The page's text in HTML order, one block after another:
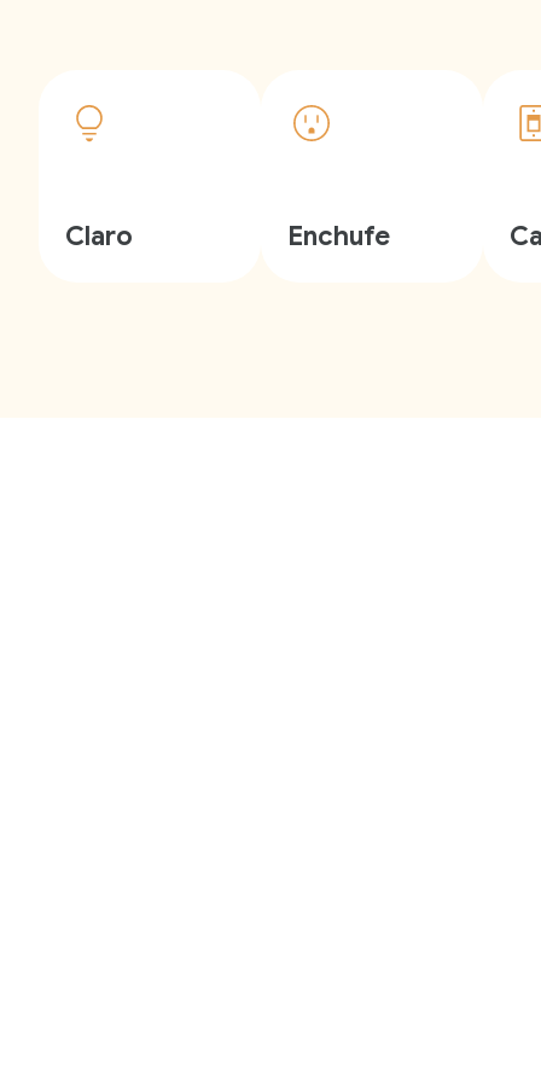
Claro Enchufe